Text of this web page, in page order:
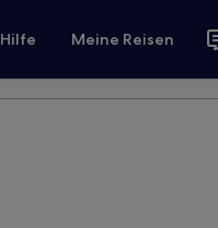
Hilfe Meine Reisen